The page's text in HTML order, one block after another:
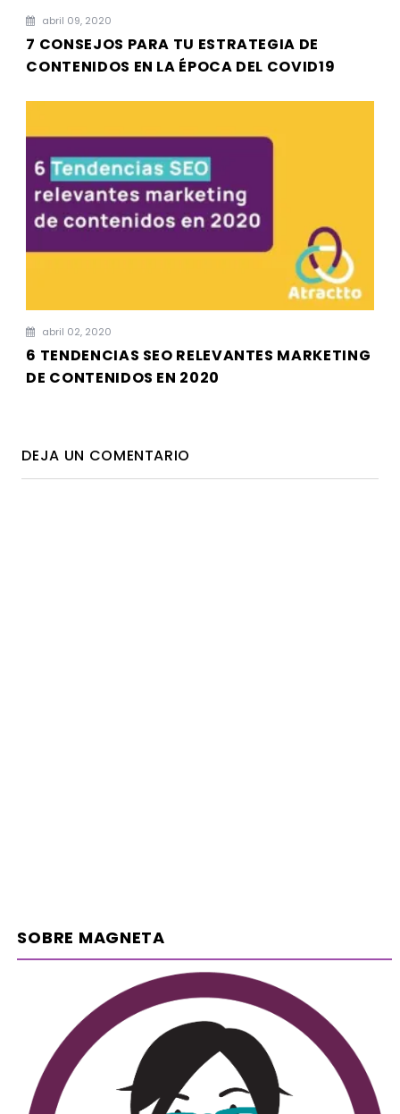
abril 09, 2020
7 CONSEJOS PARA TU ESTRATEGIA DE
CONTENIDOS EN LA ÉPOCA DEL COVID19
abril 02, 2020
6 TENDENCIAS SEO RELEVANTES MARKETING
DE CONTENIDOS EN 2020
DEJA UN COMENTARIO
SOBRE MAGNETA